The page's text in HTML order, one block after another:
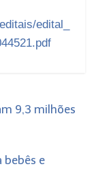
edital_
9,3 milhões
e